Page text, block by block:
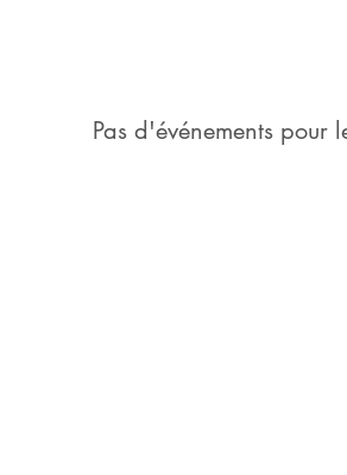
Pas d'événements pour